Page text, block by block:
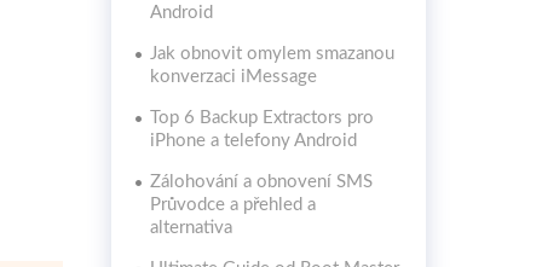
Android
Jak obnovit omylem smazanou
konverzaci iMessage
Top 6 Backup Extractors pro
iPhone a telefony Android
Zálohování a obnovení SMS
Průvodce a přehled a
alternativa